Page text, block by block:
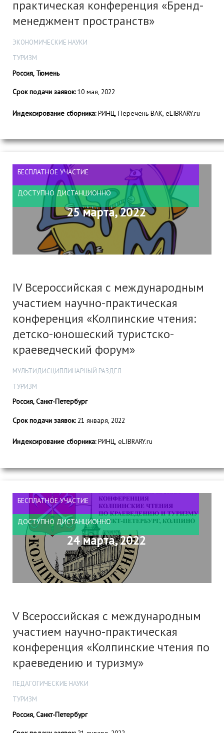
практическая конференция «Бренд-
менеджмент пространств»
ЭКОНОМИЧЕСКИЕ НАУКИ
ТУРИЗМ
Россия, Тюмень
Срок подачи заявок:10 мая, 2022
Индексирование сборника:РИНЦ, Перечень ВАК, eLIBRARY.ru
БЕСПЛАТНОЕ УЧАСТИЕ
ДОСТУПНО ДИСТАНЦИОННО
25 марта, 2022
IV Всероссийская с международным
участием научно-практическая
конференция «Колпинские чтения:
детско-юношеский туристско-
краеведческий форум»
МУЛЬТИДИСЦИПЛИНАРНЫЙ РАЗДЕЛ
ТУРИЗМ
Россия, Санкт-Петербург
Срок подачи заявок:21 января, 2022
Индексирование сборника:РИНЦ, eLIBRARY.ru
БЕСПЛАТНОЕ УЧАСТИЕ
ДОСТУПНО ДИСТАНЦИОННО
24 марта, 2022
V Всероссийская с международным
участием научно-практическая
конференция «Колпинские чтения по
краеведению и туризму»
ПЕДАГОГИЧЕСКИЕ НАУКИ
ТУРИЗМ
Россия, Санкт-Петербург